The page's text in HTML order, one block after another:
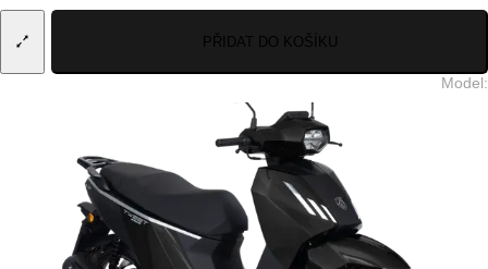
PŘIDAT DO KOŠÍKU
Model: